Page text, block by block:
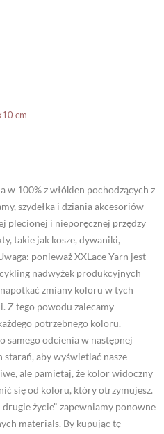
cm
w 100% z włókien pochodzących z
szydełka i dziania akcesoriów
plecionej i nieporęcznej przędzy
takie jak kosze, dywaniki,
ponieważ XXLace Yarn jest
nadwyżek produkcyjnych
zmiany koloru w tych
Z tego powodu zalecamy
potrzebnego koloru.
samego odcienia w następnej
aby wyświetlać nasze
ale pamiętaj, że kolor widoczny
się od koloru, który otrzymujesz.
życie" zapewniamy ponowne
materials. By kupując tę